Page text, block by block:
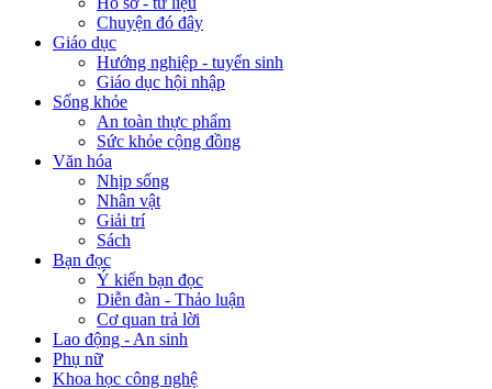
Chuyện đó đây
Giáo dục
Hướng nghiệp - tuyển sinh
Giáo dục hội nhập
Sống khỏe
An toàn thực phẩm
Sức khỏe cộng đồng
Văn hóa
Nhịp sống
Nhân vật
Giải trí
Sách
Bạn đọc
Ý kiến bạn đọc
Diễn đàn - Thảo luận
Cơ quan trả lời
Lao động - An sinh
Phụ nữ
Khoa học công nghệ